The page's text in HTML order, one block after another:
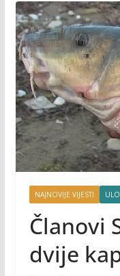
NAJNOVIJE VIJESTI
Članovi
dvije